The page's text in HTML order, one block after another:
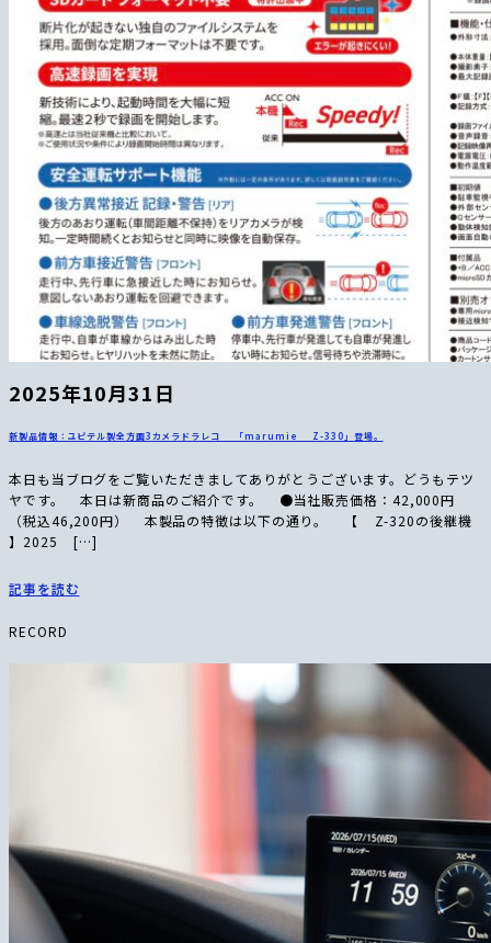
2025年10月31日
新製品情報：ユピテル製全方面3カメラドラレコ 「marumie Z-330」登場。
本日も当ブログをご覧いただきましてありがとうございます。どうもテツ
ヤです。 本日は新商品のご紹介です。 ●当社販売価格：42,000円
（税込46,200円） 本製品の特徴は以下の通り。 【 Z-320の後継機
】2025 […]
記事を読む
RECORD